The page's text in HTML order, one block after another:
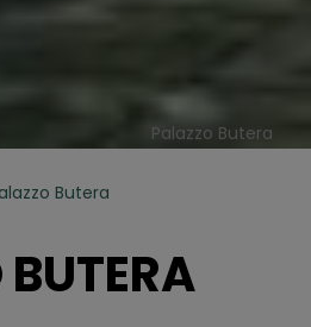
Palazzo Butera
Butera